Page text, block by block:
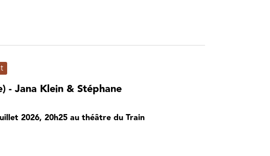
- Jana Klein & Stéphane
2026, 20h25 au théâtre du Train